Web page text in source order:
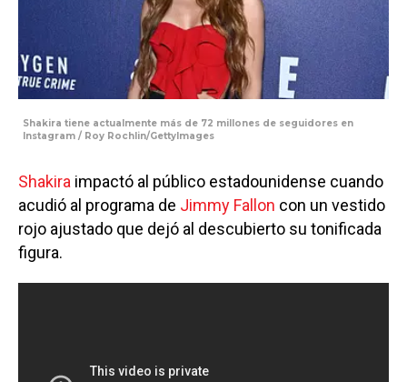
Shakira tiene actualmente más de 72 millones de seguidores en
Instagram / Roy Rochlin/GettyImages
Shakira impactó al público estadounidense cuando
acudió al programa de Jimmy Fallon con un vestido
rojo ajustado que dejó al descubierto su tonificada
figura.